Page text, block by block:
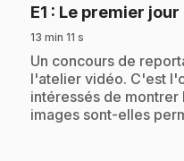
E1 : Le premier
13 min 11 s
.Un concours de
l'atelier vidéo. C'est
intéressés de montrer
images sont-elles